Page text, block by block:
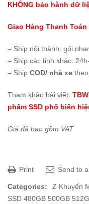
KHÔNG bảo hành dữ
Giao Hàng Thanh Toán
– Ship nội thành: gói
– Ship các tỉnh khác:
– Ship COD/ nhà xe
Tham khảo bài viết:
phẩm SSD phổ biến
Giá đã bao gồm VAT
Print Send to
Categories: Z Khuyến
SSD 480GB 500GB